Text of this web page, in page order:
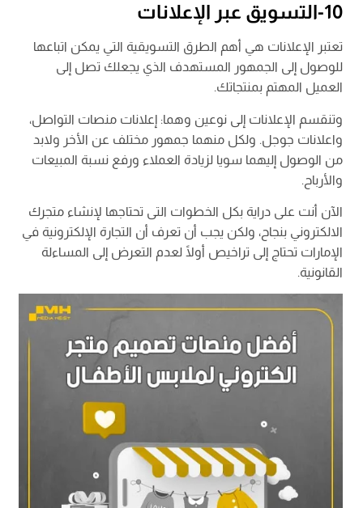
10-التسويق عبر الإعلانات
تعتبر الإعلانات هي أهم الطرق التسويقية التي يمكن اتباعها
للوصول إلى الجمهور المستهدف الذي يجعلك تصل إلى
العميل المهتم بمنتجاتك.
وتنقسم الإعلانات إلى نوعين وهما: إعلانات منصات التواصل،
واعلانات جوجل. ولكل منهما جمهور مختلف عن الأخر ولابد
من الوصول إليهما سويا لزيادة العملاء ورفع نسبة المبيعات
والأرباح.
الآن أنت على دراية بكل الخطوات التى تحتاجها لإنشاء متجرك
الالكتروني بنجاح، ولكن يجب أن تعرف أن التجارة الإلكترونية في
الإمارات تحتاج إلى تراخيص أولًا لعدم التعرض إلى المساءلة
القانونية.